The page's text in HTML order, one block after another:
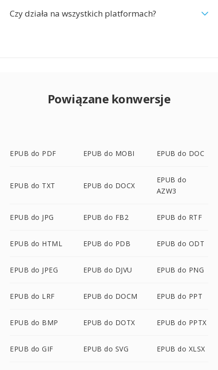
Czy działa na wszystkich platformach?
Powiązane konwersje
EPUB do PDF EPUB do MOBI EPUB do DOC
EPUB do TXT EPUB do DOCX
EPUB do
AZW3
EPUB do JPG EPUB do FB2 EPUB do RTF
EPUB do HTML EPUB do PDB EPUB do ODT
EPUB do JPEG EPUB do DJVU EPUB do PNG
EPUB do LRF EPUB do DOCM EPUB do PPT
EPUB do BMP EPUB do DOTX EPUB do PPTX
EPUB do GIF EPUB do SVG EPUB do XLSX